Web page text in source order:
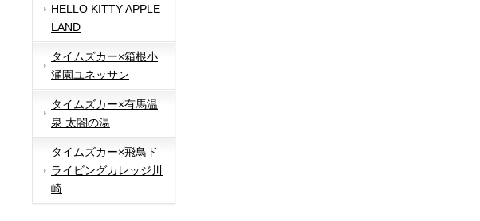
HELLO KITTY APPLE
LAND
タイムズカー×箱根小
涌園ユネッサン
タイムズカー×有馬温
泉 太閤の湯
タイムズカー×飛鳥ド
ライビングカレッジ川
崎